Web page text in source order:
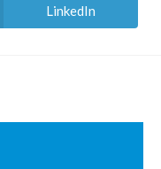
LinkedIn